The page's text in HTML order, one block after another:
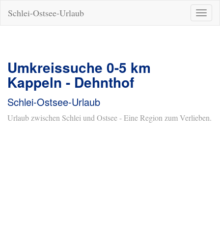
ein-/
Schlei-Ostsee-Urlaub
Umkreissuche 0-5 km
Kappeln - Dehnthof
Schlei-Ostsee-Urlaub
Urlaub zwischen Schlei und Ostsee - Eine Region zum Verlieben.